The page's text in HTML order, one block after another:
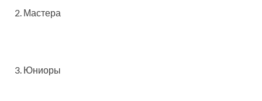
2. Мастера
3. Юниоры